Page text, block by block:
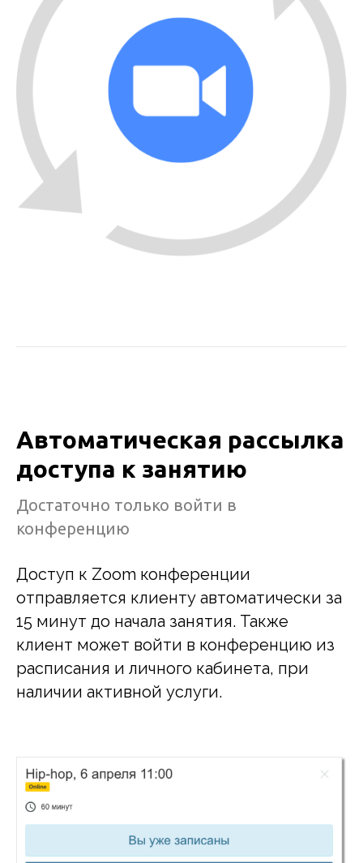
Автоматическая рассылка
доступа к занятию
Достаточно только войти в
конференцию
Доступ к Zoom конференции
отправляется клиенту автоматически за
15 минут до начала занятия. Также
клиент может войти в конференцию из
расписания и личного кабинета, при
наличии активной услуги.